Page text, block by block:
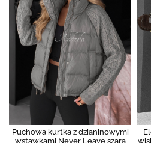
Puchowa kurtka z dzianinowymi
wstawkami Never Leave szara